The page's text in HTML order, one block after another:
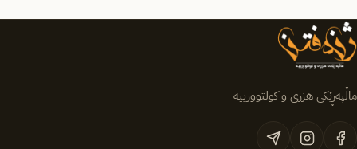
ماڵپەڕێکی هزری و کولتوورییە